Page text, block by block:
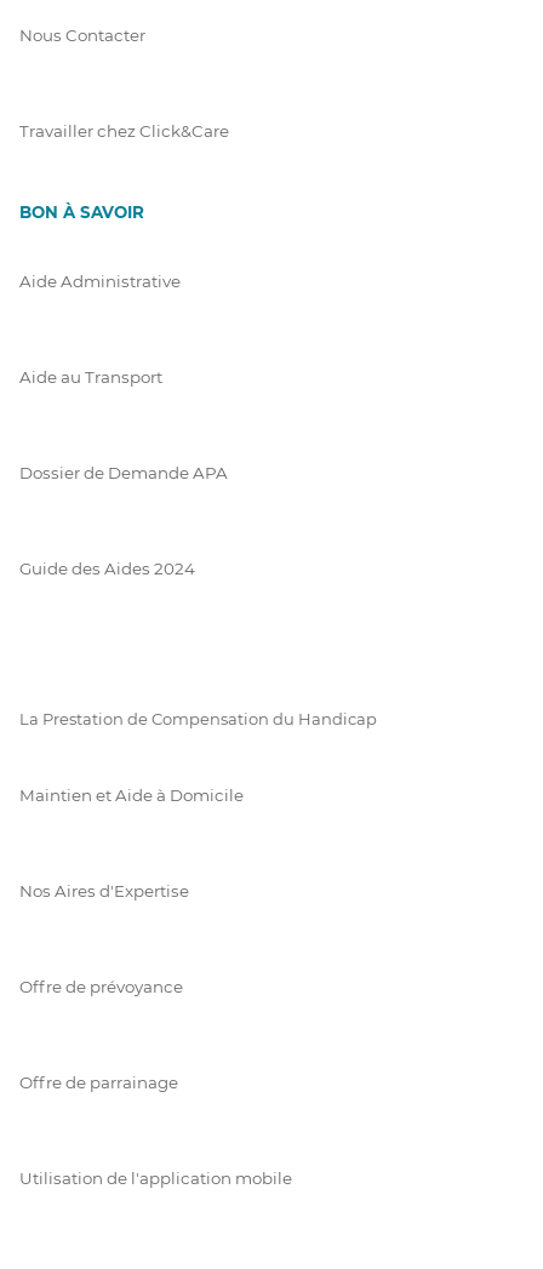
Nous Contacter
Travailler chez Click&Care
BON À SAVOIR
Aide Administrative
Aide au Transport
Dossier de Demande APA
Guide des Aides 2024
La Prestation de Compensation du Handicap
Maintien et Aide à Domicile
Nos Aires d'Expertise
Offre de prévoyance
Offre de parrainage
Utilisation de l'application mobile